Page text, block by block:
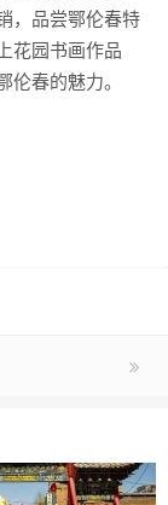
，品尝鄂伦春特
花园书画作品
春的魅力。